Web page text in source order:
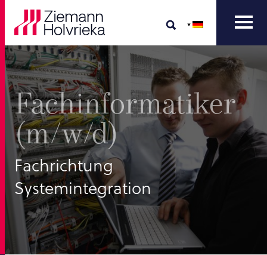
Fachinformatiker
(m/w/d)
Fachrichtung
Systemintegration